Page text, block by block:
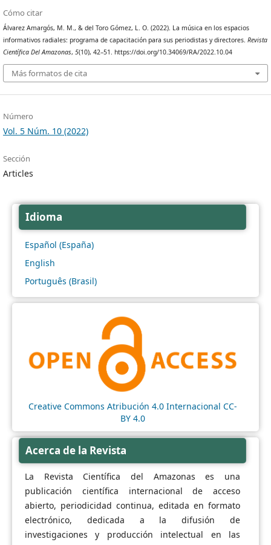
Cómo citar
Álvarez Amargós, M. M., & del Toro Gómez, L. O. (2022). La música en los espacios
informativos radiales: programa de capacitación para sus periodistas y directores. Revista
Científica Del Amazonas, 5(10), 42–51. https://doi.org/10.34069/RA/2022.10.04
Más formatos de cita
Número
Vol. 5 Núm. 10 (2022)
Sección
Articles
Idioma
Español (España)
English
Português (Brasil)
Creative Commons Atribución 4.0 Internacional CC-
BY 4.0
Acerca de la Revista
La Revista Científica del Amazonas es una
publicación científica internacional de acceso
abierto, periodicidad continua, editada en formato
electrónico, dedicada a la difusión de
investigaciones y producción intelectual en las